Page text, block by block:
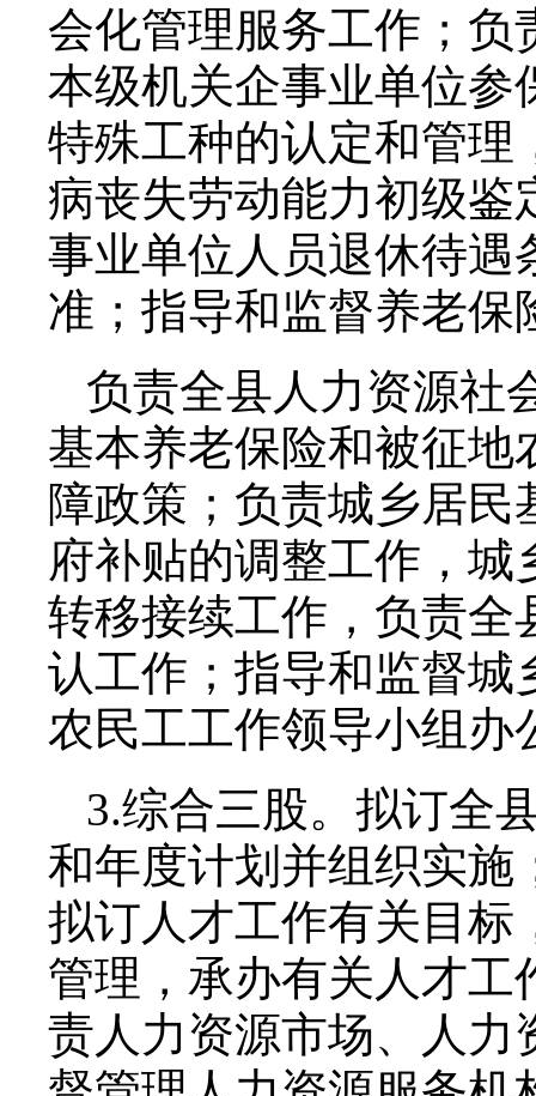
会化管理服务工作；负
本级机关企事业单位参
特殊工种的认定和管理
病丧失劳动能力初级鉴
事业单位人员退休待遇
准；指导和监督养老保
负责全县人力资源社
基本养老保险和被征地
障政策；负责城乡居
府补贴的调整工作，
转移接续工作，负责全
认工作；指导和监督城
农民工工作领导小组办
3.综合三股。拟订全
和年度计划并组织实施
拟订人才工作有关目标
管理，承办有关人才工
责人力资源市场、人力